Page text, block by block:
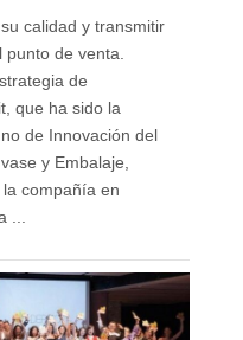
calidad y transmitir
de venta.
de
que ha sido la
de Innovación del
y Embalaje,
compañía en